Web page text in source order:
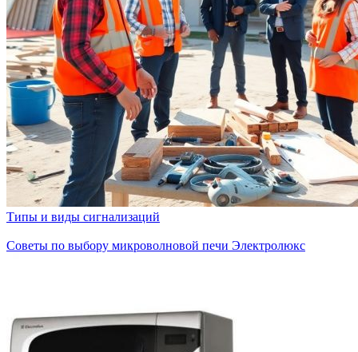
Типы и виды сигнализаций
Советы по выбору микроволновой печи Электролюкс